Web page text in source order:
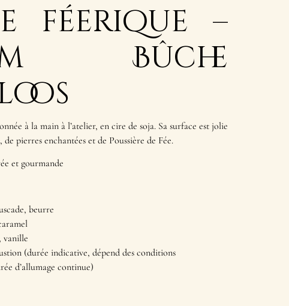
féerique –
Bûche
à la main à l’atelier, en cire de soja. Sa surface est jolie
de pierres enchantées et de Poussière de Fée.
et gourmande
beurre
vanille
(durée indicative, dépend des conditions
d’allumage continue)